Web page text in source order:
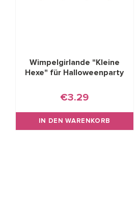
Wimpelgirlande "Kleine
Hexe" für Halloweenparty
€3.29
IN DEN WARENKORB